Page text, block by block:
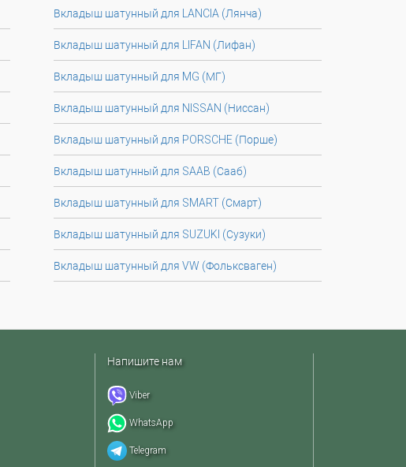
Вкладыш шатунный для LANCIA (Лянча)
Вкладыш шатунный для LIFAN (Лифан)
Вкладыш шатунный для MG (МГ)
Вкладыш шатунный для NISSAN (Ниссан)
Вкладыш шатунный для PORSCHE (Порше)
Вкладыш шатунный для SAAB (Сааб)
Вкладыш шатунный для SMART (Смарт)
Вкладыш шатунный для SUZUKI (Сузуки)
Вкладыш шатунный для VW (Фольксваген)
Напишите нам
Viber
WhatsApp
Telegram